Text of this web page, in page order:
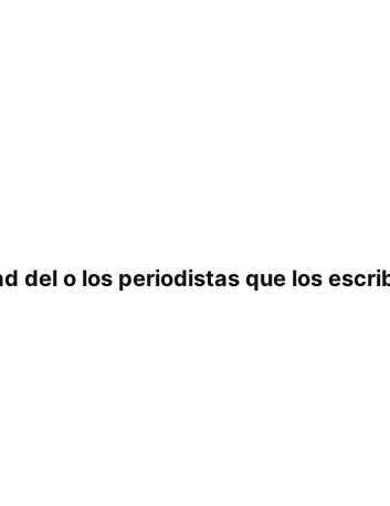
del o los periodistas que los